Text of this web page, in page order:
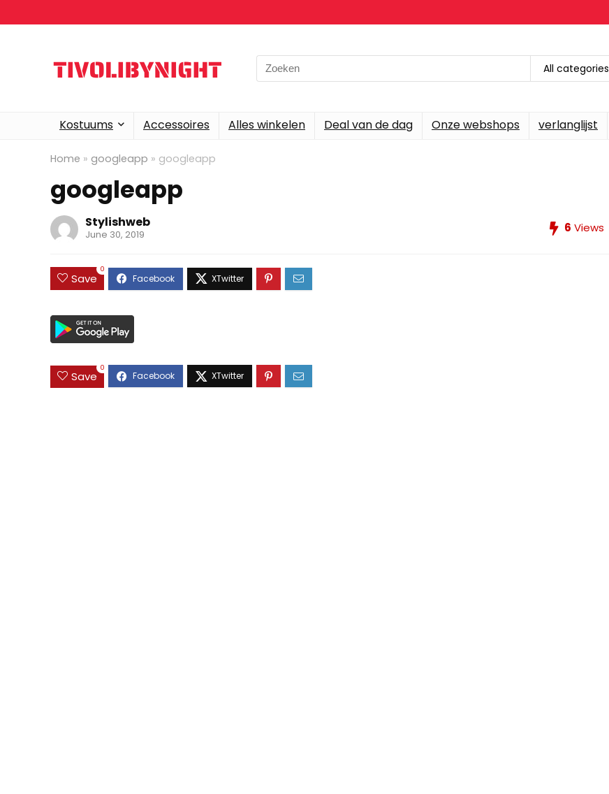
Search
for:
All categories
Kostuums Accessoires Alles winkelen Deal van de dag Onze webshops verlanglijst
Home » googleapp » googleapp
googleapp
Stylishweb
June 30, 2019 6 Views
Save
0
Save
0